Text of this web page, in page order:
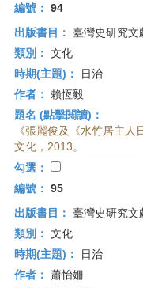
編號： 94
出版書目： 臺灣史研究文
類別： 文化
時期(主題)：
日治
作者：
賴恆毅
題名 (點擊閱讀)：
《張麗俊及《水竹居主
文化，2013。
勾選：
編號： 95
出版書目： 臺灣史研究文
類別： 文化
時期(主題)：
日治
作者： 蕭怡姍